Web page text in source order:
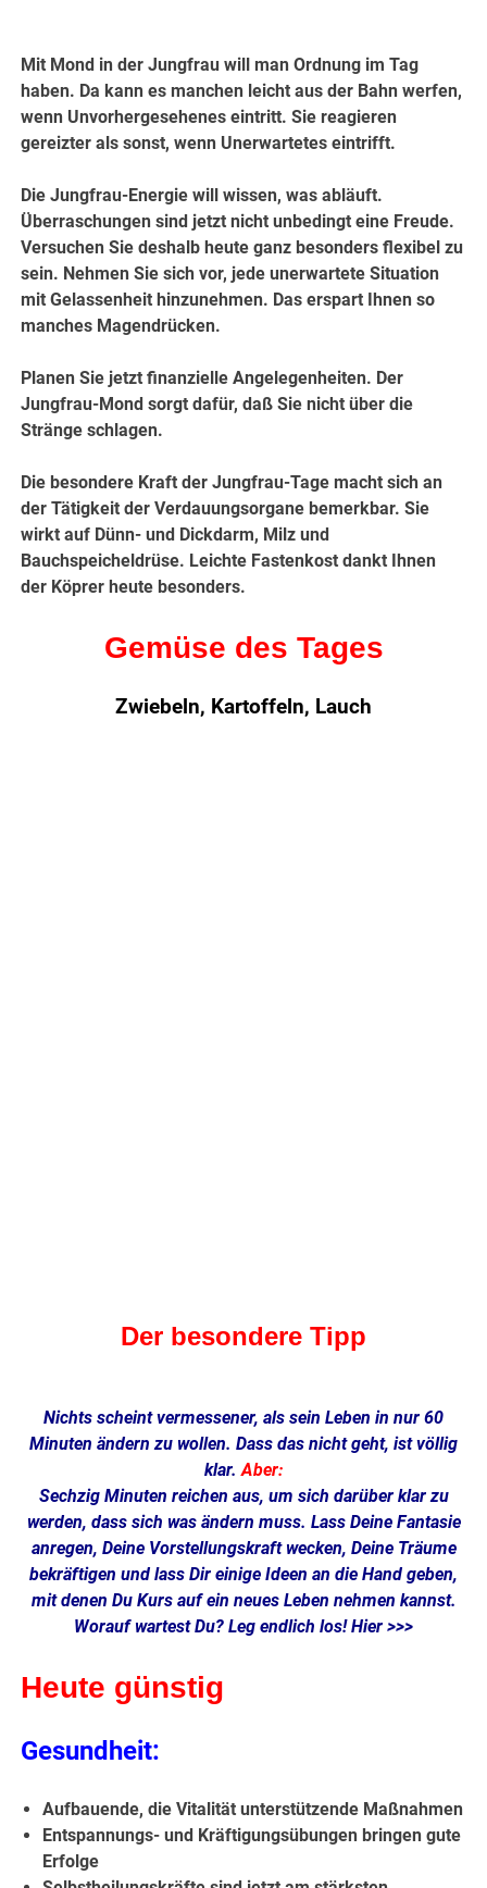
Mit Mond in der Jungfrau will man Ordnung im Tag
haben. Da kann es manchen leicht aus der Bahn werfen,
wenn Unvorhergesehenes eintritt. Sie reagieren
gereizter als sonst, wenn Unerwartetes eintrifft.
Die Jungfrau-Energie will wissen, was abläuft.
Überraschungen sind jetzt nicht unbedingt eine Freude.
Versuchen Sie deshalb heute ganz besonders flexibel zu
sein. Nehmen Sie sich vor, jede unerwartete Situation
mit Gelassenheit hinzunehmen. Das erspart Ihnen so
manches Magendrücken.
Planen Sie jetzt finanzielle Angelegenheiten. Der
Jungfrau-Mond sorgt dafür, daß Sie nicht über die
Stränge schlagen.
Die besondere Kraft der Jungfrau-Tage macht sich an
der Tätigkeit der Verdauungsorgane bemerkbar. Sie
wirkt auf Dünn- und Dickdarm, Milz und
Bauchspeicheldrüse. Leichte Fastenkost dankt Ihnen
der Köprer heute besonders.
Gemüse des Tages
Zwiebeln, Kartoffeln, Lauch
Der besondere Tipp
Nichts scheint vermessener, als sein Leben in nur 60
Minuten ändern zu wollen. Dass das nicht geht, ist völlig
klar.Aber:
Sechzig Minuten reichen aus, um sich darüber klar zu
werden, dass sich was ändern muss. Lass Deine Fantasie
anregen, Deine Vorstellungskraft wecken, Deine Träume
bekräftigen und lass Dir einige Ideen an die Hand geben,
mit denen Du Kurs auf ein neues Leben nehmen kannst.
Worauf wartest Du? Leg endlich los!Hier >>>
Heute günstig
Gesundheit:
Aufbauende, die Vitalität unterstützende Maßnahmen
Entspannungs- und Kräftigungsübungen bringen gute
Erfolge